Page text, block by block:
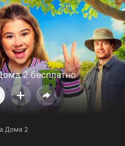
2 бесплатно
Дома 2
соглашение
Для партнёров
промокод
каналы Контакты